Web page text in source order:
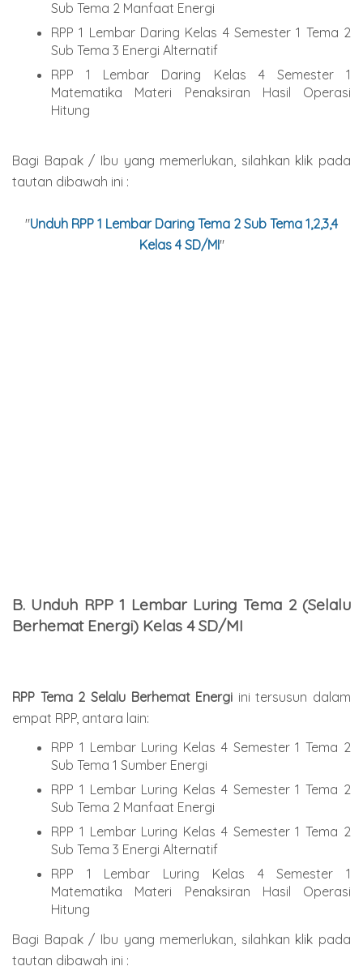
Sub Tema 2 Manfaat Energi
RPP 1 Lembar Daring Kelas 4 Semester 1 Tema 2
Sub Tema 3 Energi Alternatif
RPP 1 Lembar Daring Kelas 4 Semester 1
Matematika Materi Penaksiran Hasil Operasi
Hitung
Bagi Bapak / Ibu yang memerlukan, silahkan klik pada
tautan dibawah ini :
"Unduh RPP 1 Lembar Daring Tema 2 Sub Tema 1,2,3,4
Kelas 4 SD/MI"
B. Unduh RPP 1 Lembar Luring Tema 2 (Selalu
Berhemat Energi) Kelas 4 SD/MI
RPP Tema 2 Selalu Berhemat Energi ini tersusun dalam
empat RPP, antara lain:
RPP 1 Lembar Luring Kelas 4 Semester 1 Tema 2
Sub Tema 1 Sumber Energi
RPP 1 Lembar Luring Kelas 4 Semester 1 Tema 2
Sub Tema 2 Manfaat Energi
RPP 1 Lembar Luring Kelas 4 Semester 1 Tema 2
Sub Tema 3 Energi Alternatif
RPP 1 Lembar Luring Kelas 4 Semester 1
Matematika Materi Penaksiran Hasil Operasi
Hitung
Bagi Bapak / Ibu yang memerlukan, silahkan klik pada
tautan dibawah ini :